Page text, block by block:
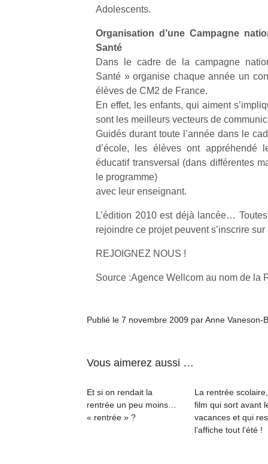
Adolescents.
Organisation d’une Campagne
Santé
Dans le cadre de la campagne
Santé » organise chaque année un
élèves de CM2 de France.
En effet, les enfants, qui aiment
sont les meilleurs vecteurs de
Guidés durant toute l’année dans le
d’école, les élèves ont appréhendé
éducatif transversal (dans différentes
le programme)
avec leur enseignant.
L’édition 2010 est déjà lancée…
rejoindre ce projet peuvent s’inscrire sur
REJOIGNEZ NOUS !
Source :Agence Wellcom au nom de la
Publié le 7 novembre 2009 par Anne Vaneson-
Vous aimerez aussi …
Et si on rendait la
rentrée un peu moins…
« rentrée » ?
La rentrée
film qui sort avant
vacances et qui
l’affiche tout l’été !
physique
apprentissage…